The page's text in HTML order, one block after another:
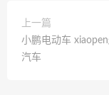
上一篇
小鹏电动车
汽车